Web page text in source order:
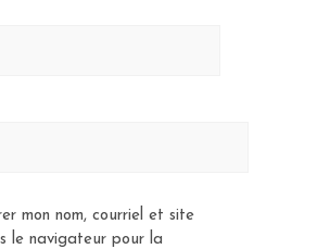
mon nom, courriel et site
le navigateur pour la